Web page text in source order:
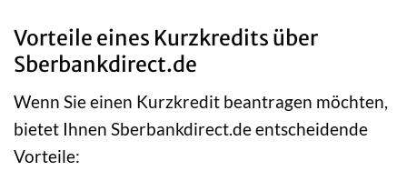
Vorteile eines Kurzkredits über
Sberbankdirect.de
Wenn Sie einen Kurzkredit beantragen möchten,
bietet Ihnen Sberbankdirect.de entscheidende
Vorteile: